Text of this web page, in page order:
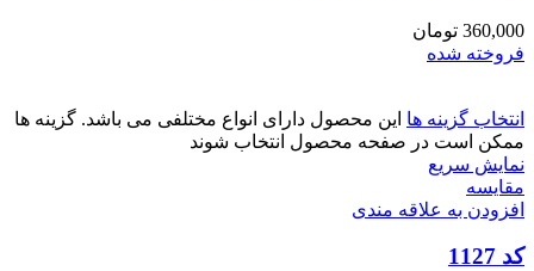
360,000 تومان
فروخته شده
انتخاب گزینه ها این محصول دارای انواع مختلفی می باشد. گزینه ها
ممکن است در صفحه محصول انتخاب شوند
نمایش سریع
مقايسه
افزودن به علاقه مندی
کد 1127